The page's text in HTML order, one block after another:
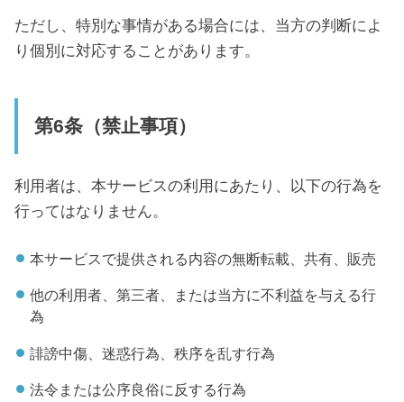
ただし、特別な事情がある場合には、当方の判断によ
り個別に対応することがあります。
第6条（禁止事項）
利用者は、本サービスの利用にあたり、以下の行為を
行ってはなりません。
本サービスで提供される内容の無断転載、共有、販売
他の利用者、第三者、または当方に不利益を与える行
為
誹謗中傷、迷惑行為、秩序を乱す行為
法令または公序良俗に反する行為